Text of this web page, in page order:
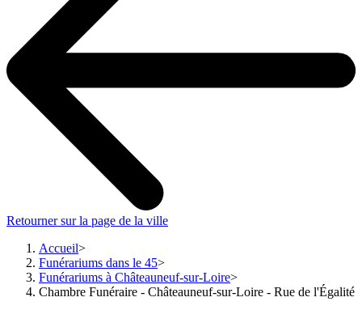
Retourner sur la page de la ville
Accueil
Funérariums dans le 45
Funérariums à Châteauneuf-sur-Loire
Chambre Funéraire - Châteauneuf-sur-Loire - Rue de l'Égalité